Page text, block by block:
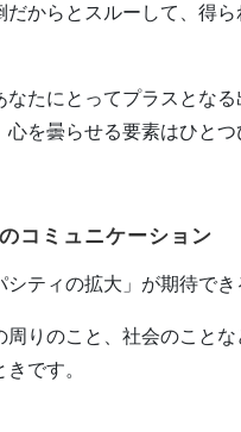
だからとスルーして、得
たにとってプラスとな
心を曇らせる要素はひと
コミュニケーション
ティの拡大」が期待でき
周りのこと、社会のこと
です。